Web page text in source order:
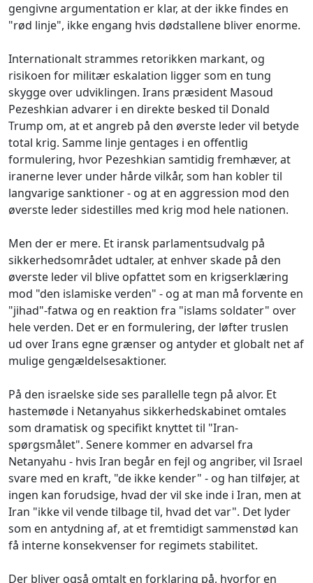
gengivne argumentation er klar, at der ikke findes en
"rød linje", ikke engang hvis dødstallene bliver enorme.
Internationalt strammes retorikken markant, og
risikoen for militær eskalation ligger som en tung
skygge over udviklingen. Irans præsident Masoud
Pezeshkian advarer i en direkte besked til Donald
Trump om, at et angreb på den øverste leder vil betyde
total krig. Samme linje gentages i en offentlig
formulering, hvor Pezeshkian samtidig fremhæver, at
iranerne lever under hårde vilkår, som han kobler til
langvarige sanktioner - og at en aggression mod den
øverste leder sidestilles med krig mod hele nationen.
Men der er mere. Et iransk parlamentsudvalg på
sikkerhedsområdet udtaler, at enhver skade på den
øverste leder vil blive opfattet som en krigserklæring
mod "den islamiske verden" - og at man må forvente en
"jihad"-fatwa og en reaktion fra "islams soldater" over
hele verden. Det er en formulering, der løfter truslen
ud over Irans egne grænser og antyder et globalt net af
mulige gengældelsesaktioner.
På den israelske side ses parallelle tegn på alvor. Et
hastemøde i Netanyahus sikkerhedskabinet omtales
som dramatisk og specifikt knyttet til "Iran-
spørgsmålet". Senere kommer en advarsel fra
Netanyahu - hvis Iran begår en fejl og angriber, vil Israel
svare med en kraft, "de ikke kender" - og han tilføjer, at
ingen kan forudsige, hvad der vil ske inde i Iran, men at
Iran "ikke vil vende tilbage til, hvad det var". Det lyder
som en antydning af, at et fremtidigt sammenstød kan
få interne konsekvenser for regimets stabilitet.
Der bliver også omtalt en forklaring på, hvorfor en